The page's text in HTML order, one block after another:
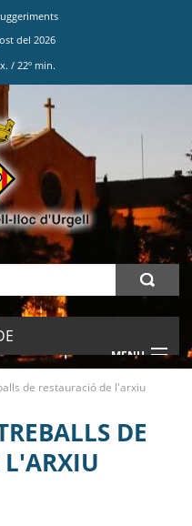
del 2026
/ 22º min.
MENU
de restauració de l'arxiu
DE
L'ARXIU